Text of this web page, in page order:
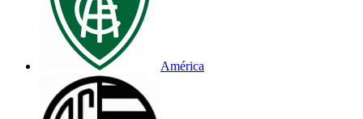
América